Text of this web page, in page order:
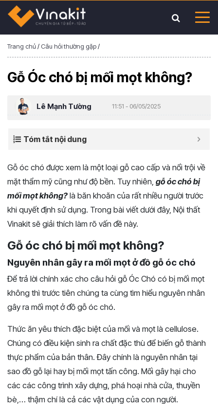
Trang chủ/ Câu hỏi thường gặp/
Gỗ Óc chó bị mối mọt không?
Lê Mạnh Tường 11:51 - 06/05/2025
Tóm tắt nội dung
Gỗ óc chó được xem là một loại gỗ cao cấp và nổi trội về
mặt thẩm mỹ cũng như độ bền. Tuy nhiên, gỗ óc chó bị
mối mọt không? là băn khoăn của rất nhiều người trước
khi quyết định sử dụng. Trong bài viết dưới đây, Nội thất
Vinakit sẽ giải thích làm rõ vấn đề này.
Gỗ óc chó bị mối mọt không?
Nguyên nhân gây ra mối mọt ở đồ gỗ óc chó
Để trả lời chính xác cho câu hỏi gỗ Óc Chó có bị mối mọt
không thì trước tiên chúng ta cùng tìm hiểu nguyên nhân
gây ra mối mọt ở đồ gỗ óc chó.
Thức ăn yêu thích đặc biệt của mối và mọt là cellulose.
Chúng có điều kiện sinh ra chất đặc thù để biến gỗ thành
thực phẩm của bản thân. Đây chính là nguyên nhân tại
sao đồ gỗ lại hay bị mối mọt tấn công. Mối gây hại cho
các các công trình xây dựng, phá hoại nhà cửa, thuyền
bè,… thậm chí là cả các vật dụng của con người.